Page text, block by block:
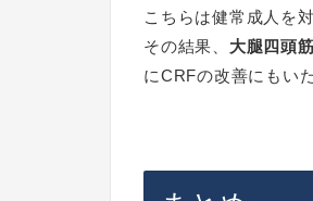
こちらは健常成人を
その結果、 大腿四頭
にCRFの改善にもい